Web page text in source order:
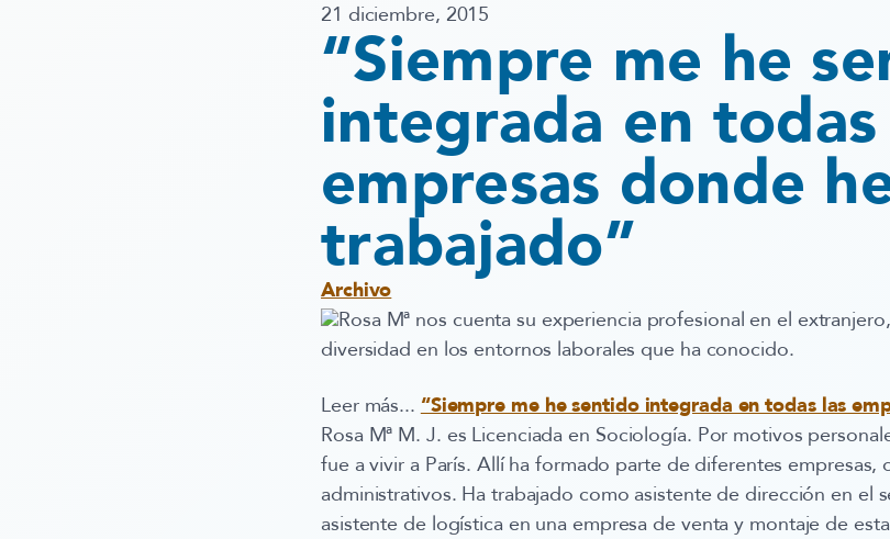
21 diciembre, 2015
“Siempre me he
integrada en todas
empresas donde
trabajado”
Archivo
Rosa Mª nos cuenta su experiencia profesional en el
diversidad en los entornos laborales que ha conocido.
Leer más...“Siempre me he sentido integrada en todas las
Rosa Mª M. J. es Licenciada en Sociología. Por motivos
fue a vivir a París. Allí ha formado parte de diferentes empresas,
administrativos. Ha trabajado como asistente de dirección en el
asistente de logística en una empresa de venta y montaje de